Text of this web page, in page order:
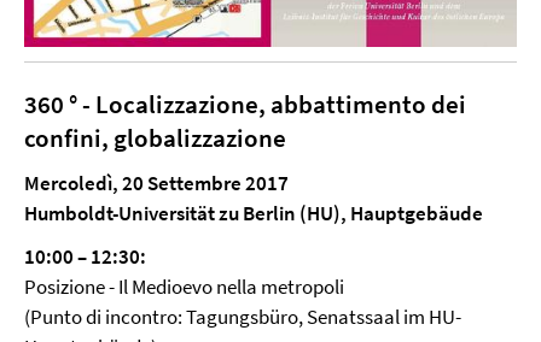
360 ° - Localizzazione, abbattimento dei
confini, globalizzazione
Mercoledì, 20 Settembre 2017
Humboldt-Universität zu Berlin (HU), Hauptgebäude
10:00 – 12:30:
Posizione - Il Medioevo nella metropoli
(Punto di incontro: Tagungsbüro, Senatssaal im HU-